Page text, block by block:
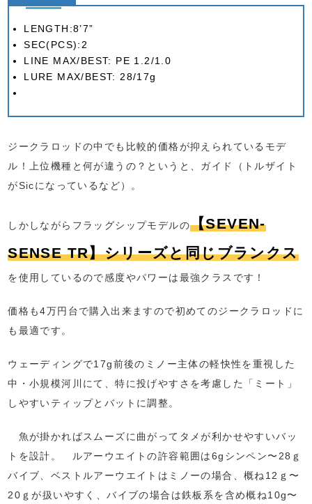
LENGTH:8’7”
SEC(PCS):2
LINE MAX/BEST: PE 1.2/1.0
LURE MAX/BEST: 28/17g
ジークラロッドの中でも比較的価格が抑えられているモデ
ル！上位機種と何が違うの？というと、ガイド（トルザイト
がSicになっているなど）。
しかしながらフラッグシップモデルの【SEVEN-
SENSE TR】シリーズと同じブランクス
を使用しているので感度やパワーは最強クラスです！
価格も4万円台で購入出来ますので初めてのジークラロッドに
も最適です。
ウェーディングで17g前後のミノー主体の軽快性を重視した
中・小規模河川にて、特に投げやすさを考慮した「ミート」
しやすいティップとバットに調整。
魚が掛かればスムーズに曲がってタメが利かせやすいバッ
トを設計。 ルアーウエイトの許容範囲は6gシンペン〜28ｇ
バイブ、ベストルアーウエイトはミノーの場合、概ね12ｇ〜
20ｇが扱いやすく、バイブの場合は鉄板系を含め概ね10g〜